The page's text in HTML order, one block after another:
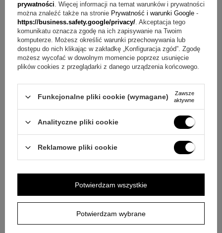
Materiał: papier, ekoskóra
Wymiary produktu: 232x172 mm
Nadruk na tabliczce: metodą sublimacji
Co zawiera zestaw?
Księga gości
Tekturowe pudełeczko producenta
Pytanie:Jak wykonywany jest nadruk na tabliczce?
Odpowiedź:Nadruk nanosimy na tabliczkę metodą
sublimacji, która wyróżnia się estetyką wykonania i
Pytanie:Jak spersonalizować księgę gości?Odpowiedź:
Personalizacja polega na przygotowaniu indywidualnego
nadruku na tabliczce umieszczonej na okładce.
prywatności. Więcej informacji na temat warunków i prywatności
można znaleźć także na stronie Prywatność i warunki Google -
https://business.safety.google/privacy/. Akceptacja tego
komunikatu oznacza zgodę na ich zapisywanie na Twoim
komputerze. Możesz określić warunki przechowywania lub
dostępu do nich klikając w zakładkę „Konfiguracja zgód”. Zgodę
możesz wycofać w dowolnym momencie poprzez usunięcie
plików cookies z przeglądarki z danego urządzenia końcowego.
Funkcjonalne pliki cookie (wymagane)
Zawsze
aktywne
Analityczne pliki cookie
Reklamowe pliki cookie
Potwierdzam wybrane
Potwierdzam wszystkie